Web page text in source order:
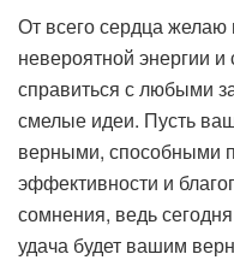
От всего сердца желаю
невероятной энергии
справиться с любыми
смелые идеи. Пусть
верными, способными
эффективности и
сомнения, ведь
удача будет вашим